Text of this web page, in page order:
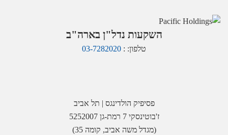
השקעות נדל"ן בארה"ב
טלפון: : 03-7282020
פסיפיק הולדינגס | תל אביב
ז'בוטינסקי 7 רמת-גן 5252007
(מגדל משה אביב, קומה 35)